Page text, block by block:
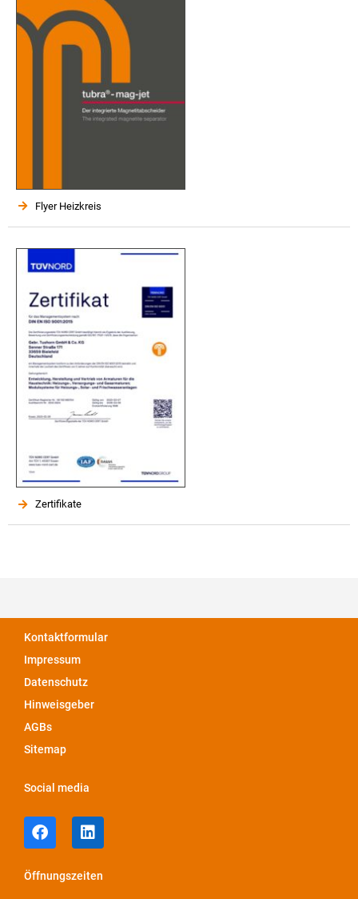
Flyer Heizkreis
Zertifikate
Kontaktformular
Impressum
Datenschutz
Hinweisgeber
AGBs
Sitemap
Social media
Öffnungszeiten